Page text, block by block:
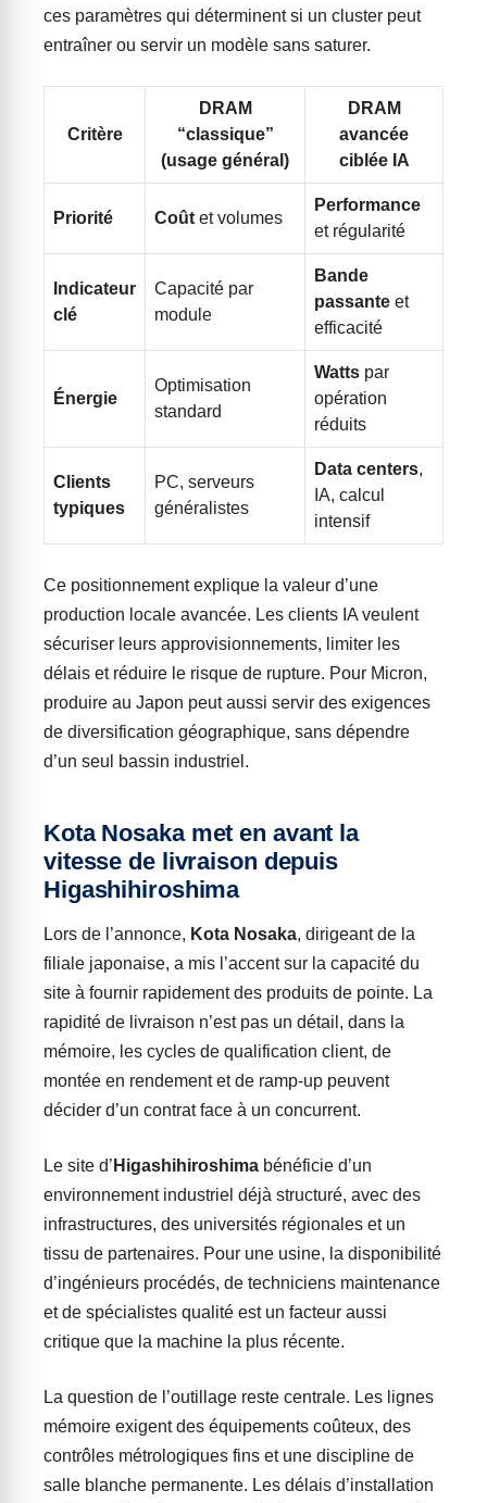
ces paramètres qui déterminent si un cluster peut
entraîner ou servir un modèle sans saturer.
Critère
DRAM
“classique”
(usage général)
DRAM
avancée
ciblée IA
Priorité Coût et volumes
Performance
et régularité
Indicateur
clé
Capacité par
module
Bande
passante et
efficacité
Énergie
Optimisation
standard
Watts par
opération
réduits
Clients
typiques
PC, serveurs
généralistes
Data centers,
IA, calcul
intensif
Ce positionnement explique la valeur d’une
production locale avancée. Les clients IA veulent
sécuriser leurs approvisionnements, limiter les
délais et réduire le risque de rupture. Pour Micron,
produire au Japon peut aussi servir des exigences
de diversification géographique, sans dépendre
d’un seul bassin industriel.
Kota Nosaka met en avant la
vitesse de livraison depuis
Higashihiroshima
Lors de l’annonce, Kota Nosaka, dirigeant de la
filiale japonaise, a mis l’accent sur la capacité du
site à fournir rapidement des produits de pointe. La
rapidité de livraison n’est pas un détail, dans la
mémoire, les cycles de qualification client, de
montée en rendement et de ramp-up peuvent
décider d’un contrat face à un concurrent.
Le site d’ Higashihiroshima bénéficie d’un
environnement industriel déjà structuré, avec des
infrastructures, des universités régionales et un
tissu de partenaires. Pour une usine, la disponibilité
d’ingénieurs procédés, de techniciens maintenance
et de spécialistes qualité est un facteur aussi
critique que la machine la plus récente.
La question de l’outillage reste centrale. Les lignes
mémoire exigent des équipements coûteux, des
contrôles métrologiques fins et une discipline de
salle blanche permanente. Les délais d’installation